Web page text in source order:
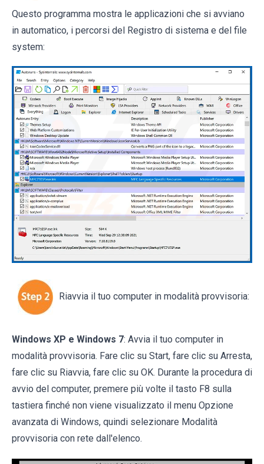
Questo programma mostra le applicazioni che si avviano
in automatico, i percorsi del Registro di sistema e del file
system:
Riavvia il tuo computer in modalità provvisoria:
Windows XP e Windows 7: Avvia il tuo computer in
modalità provvisoria. Fare clic su Start, fare clic su Arresta,
fare clic su Riavvia, fare clic su OK. Durante la procedura di
avvio del computer, premere più volte il tasto F8 sulla
tastiera finché non viene visualizzato il menu Opzione
avanzata di Windows, quindi selezionare Modalità
provvisoria con rete dall'elenco.